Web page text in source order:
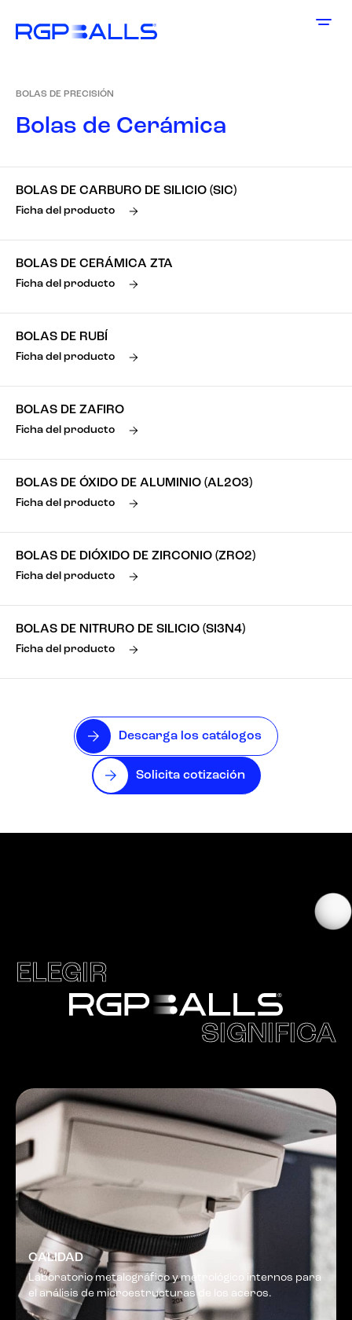
BOLAS DE PRECISIÓN
Bolas de Cerámica
BOLAS DE CARBURO DE SILICIO (SIC)
Ficha del producto
BOLAS DE CERÁMICA ZTA
Ficha del producto
BOLAS DE RUBÍ
Ficha del producto
BOLAS DE ZAFIRO
Ficha del producto
BOLAS DE ÓXIDO DE ALUMINIO (AL2O3)
Ficha del producto
BOLAS DE DIÓXIDO DE ZIRCONIO (ZRO2)
Ficha del producto
BOLAS DE NITRURO DE SILICIO (SI3N4)
Ficha del producto
Descarga los catálogos
Solicita cotización
ELEGIR
SIGNIFICA
CALIDAD
Laboratorio metalográfico y metrológico internos para
el análisis de microestructuras de los aceros.